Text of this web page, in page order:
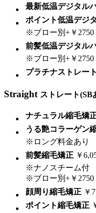
最新低温デジタル
ポイント低温デジ
※ブロー別+￥2750
前髪低温デジタル
※ブロー別+￥2750
プラチナストレー
Straight ストレート(SB
ナチュラル縮毛矯
うる艶コラーゲン
※ロング料金あり
前髪縮毛矯正 ￥
※ナノスチーム付
※ブロー別+￥2750
顔周り縮毛矯正 ￥
ポイント縮毛矯正